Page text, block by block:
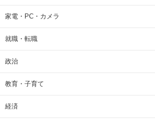
家電・PC・カメラ
就職・転職
政治
教育・子育て
経済